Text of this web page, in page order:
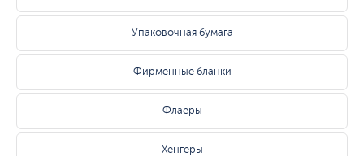
Упаковочная бумага
Фирменные бланки
Флаеры
Хенгеры